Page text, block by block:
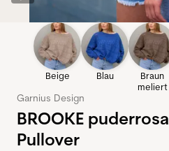
Beige Blau
Braun
meliert
Garnius Design
BROOKE puderrosa
Pullover